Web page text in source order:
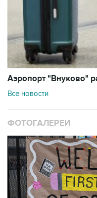
Аэропорт "Внуково"
Все новости
ФОТОГАЛЕРЕИ